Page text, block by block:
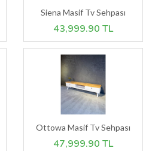
Siena Masif Tv Sehpası
43,999.90 TL
Ottowa Masif Tv Sehpası
47,999.90 TL